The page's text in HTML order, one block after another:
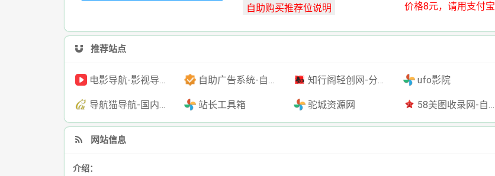
价格8元，请用支付宝
推荐站点
电影导航-影视导航-电影搜索-影视搜索-电影站收录 自助广告系统-自助广告源码-自助投放广告插件 知行阁轻创网-分享网络赚钱项目-全网首发副业项目实操平台-副业创业项目网 ufo影院
导航猫导航-国内专业的技术资源网分类平台 站长工具箱 驼城资源网 58美图收录网-自动收录网站-流量交换-自动链
网站信息
介绍：